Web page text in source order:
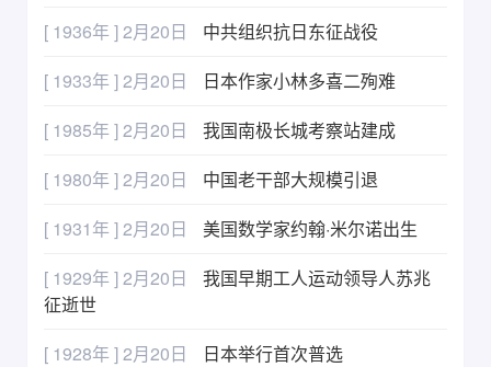
[ 1936年 ] 2月20日
中共组织抗日东征战役
[ 1933年 ] 2月20日
日本作家小林多喜二殉难
[ 1985年 ] 2月20日
我国南极长城考察站建成
[ 1980年 ] 2月20日
中国老干部大规模引退
[ 1931年 ] 2月20日
美国数学家约翰·米尔诺出生
[ 1929年 ] 2月20日
我国早期工人运动领导人苏兆
征逝世
[ 1928年 ] 2月20日
日本举行首次普选